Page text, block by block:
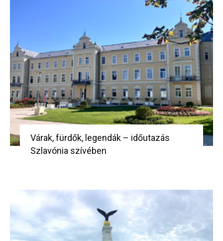
Várak, fürdők, legendák – időutazás
Szlavónia szívében